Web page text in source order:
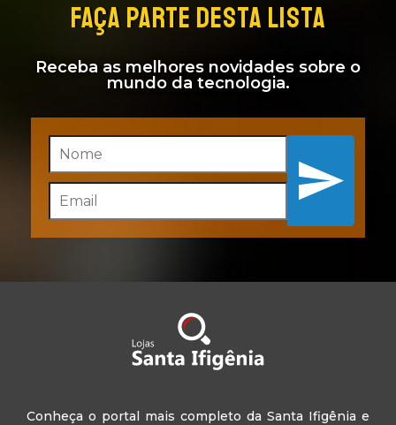
FAÇA PARTE DESTA LISTA
Receba as melhores novidades sobre o
mundo da tecnologia.
Inscreva-se
Conheça o portal mais completo da Santa Ifigênia e